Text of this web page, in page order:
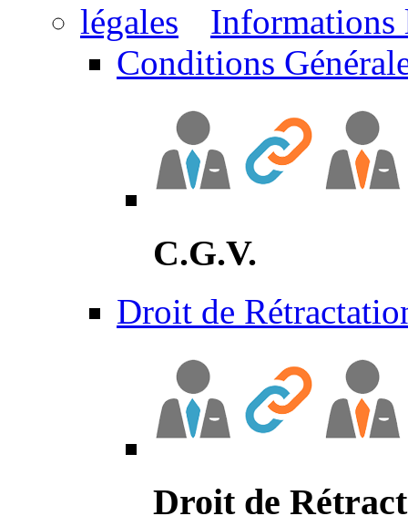
Informations
Conditions
C.G.V.
Droit de
Droit de